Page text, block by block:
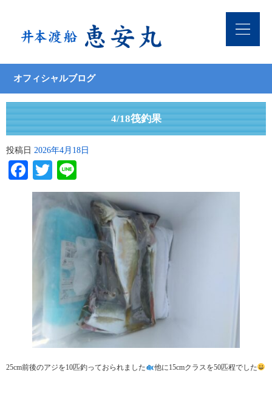
オフィシャルブログ
4/18筏釣果
投稿日 2026年4月18日
Facebook
Twitter
25cm前後のアジを10匹釣っておられました 他に15cmクラスを50匹程でした